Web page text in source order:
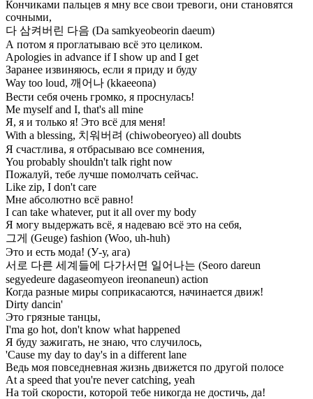
Кончиками пальцев я мну все свои тревоги, они становятся
сочными,
다 삼켜버린 다음 (Da samkyeobeorin daeum)
А потом я проглатываю всё это целиком.
Apologies in advance if I show up and I get
Заранее извиняюсь, если я приду и буду
Way too loud, 깨어나 (kkaeeona)
Вести себя очень громко, я проснулась!
Me myself and I, that's all mine
Я, я и только я! Это всё для меня!
With a blessing, 치워버려 (chiwobeoryeo) all doubts
Я счастлива, я отбрасываю все сомнения,
You probably shouldn't talk right now
Пожалуй, тебе лучше помолчать сейчас.
Like zip, I don't care
Мне абсолютно всё равно!
I can take whatever, put it all over my body
Я могу выдержать всё, я надеваю всё это на себя,
그게 (Geuge) fashion (Woo, uh-huh)
Это и есть мода! (У-у, ага)
서로 다른 세계들에 다가서면 일어나는 (Seoro dareun
sеgyedeure dagasеomyeon ireonaneun) action
Когда разные миры соприкасаются, начинается движ!
Dirty dancin'
Это грязные танцы,
I'ma go hot, don't know what happened
Я буду зажигать, не знаю, что случилось,
'Cause my day to day's in a different lane
Ведь моя повседневная жизнь движется по другой полосе
At a speed that you're never catching, yeah
На той скорости, которой тебе никогда не достичь, да!